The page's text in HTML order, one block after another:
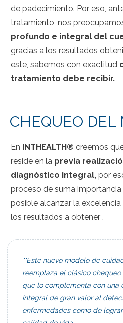
de padecimiento. Por eso,
tratamiento, nos
profundo e integral del
gracias a los resultados
este, sabemos con exactitud
tratamiento debe recibir.
CHEQUEO DEL
En INTHEALTH® creemos
reside en la previa
diagnóstico integral, por
proceso de suma importancia
posible alcanzar la
los resultados a obtener .
**Este nuevo modelo de
reemplaza el clásico
que lo complementa con una
integral de gran valor al
enfermedades como de